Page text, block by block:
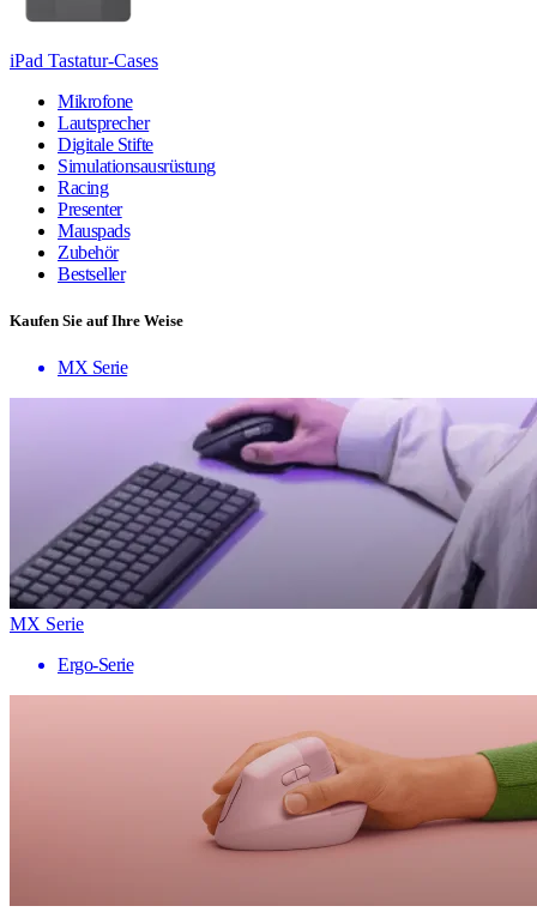
iPad Tastatur-Cases
Mikrofone
Lautsprecher
Digitale Stifte
Simulationsausrüstung
Racing
Presenter
Mauspads
Zubehör
Bestseller
Kaufen Sie auf Ihre Weise
MX Serie
MX Serie
Ergo-Serie